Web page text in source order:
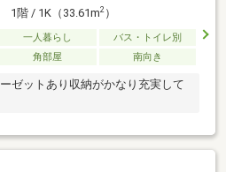
1階 / 1K（33.61m2）
一人暮らし
バス・トイレ別
角部屋 南向き
ゼットあり収納がかなり充実して